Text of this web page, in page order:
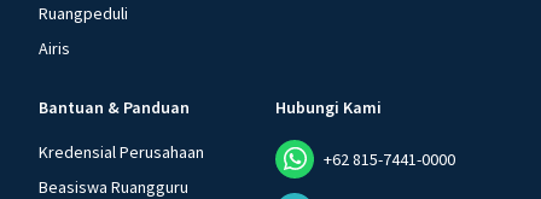
Ruangpeduli
Airis
Bantuan & Panduan
Kredensial Perusahaan
Beasiswa Ruangguru
Hubungi Kami
+62 815-7441-0000